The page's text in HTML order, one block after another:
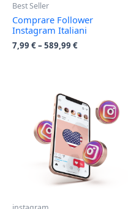
Best Seller
Comprare Follower
Instagram Italiani
7,99 €– 589,99 €